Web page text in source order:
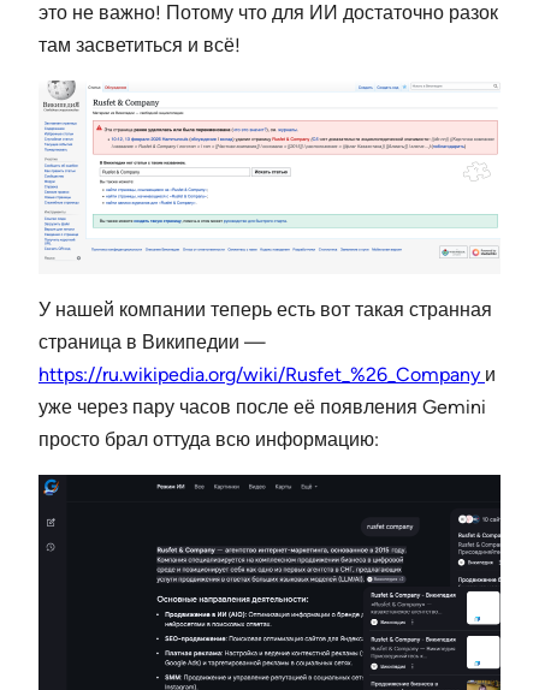
это не важно! Потому что для ИИ достаточно разок
там засветиться и всё!
У нашей компании теперь есть вот такая странная
страница в Википедии —
https://ru.wikipedia.org/wiki/Rusfet_%26_Company и
уже через пару часов после её появления Gemini
просто брал оттуда всю информацию: